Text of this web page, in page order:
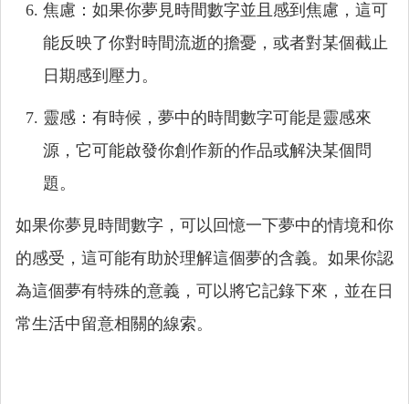
焦慮：如果你夢見時間數字並且感到焦慮，這可
能反映了你對時間流逝的擔憂，或者對某個截止
日期感到壓力。
靈感：有時候，夢中的時間數字可能是靈感來
源，它可能啟發你創作新的作品或解決某個問
題。
如果你夢見時間數字，可以回憶一下夢中的情境和你
的感受，這可能有助於理解這個夢的含義。如果你認
為這個夢有特殊的意義，可以將它記錄下來，並在日
常生活中留意相關的線索。